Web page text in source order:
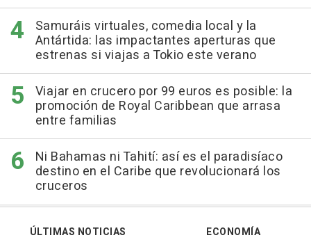
Samuráis virtuales, comedia local y la
Antártida: las impactantes aperturas que
estrenas si viajas a Tokio este verano
Viajar en crucero por 99 euros es posible: la
promoción de Royal Caribbean que arrasa
entre familias
Ni Bahamas ni Tahití: así es el paradisíaco
destino en el Caribe que revolucionará los
cruceros
ÚLTIMAS NOTICIAS
ECONOMÍA